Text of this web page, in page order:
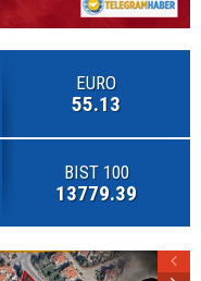
EURO
55.13
BIST 100
13779.39